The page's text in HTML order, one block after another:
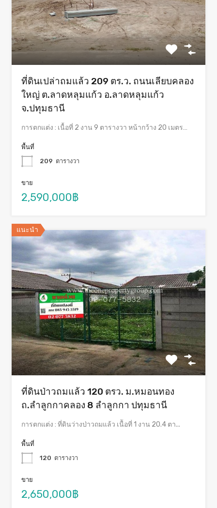
ที่ดินเปล่าถมแล้ว 209 ตร.ว. ถนนเลียบคลอง
ใหญ่ ต.ลาดหลุมแก้ว อ.ลาดหลุมแก้ว
จ.ปทุมธานี
การตกแต่ง : เนื้อที่ 2 งาน 9 ตารางวา หน้ากว้าง 20 เมตร…
พื้นที่
209 ตารางวา
ขาย
2,590,000฿
แนะนำ
ที่ดินป่าวถมแล้ว 120 ตรว. ม.หมอนทอง
ถ.ลำลูกกาคลอง 8 ลำลูกกา ปทุมธานี
การตกแต่ง : ที่ดินว่างป่าวถมแล้ว เนืัอที่ 1 งาน 20.4 ตา...
พื้นที่
120 ตารางวา
ขาย
2,650,000฿